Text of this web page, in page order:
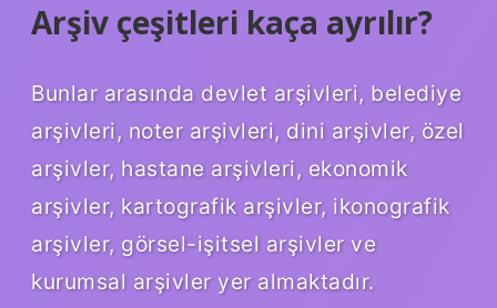
Arşiv çeşitleri kaça ayrılır?
Bunlar arasında devlet arşivleri, belediye
arşivleri, noter arşivleri, dini arşivler, özel
arşivler, hastane arşivleri, ekonomik
arşivler, kartografik arşivler, ikonografik
arşivler, görsel-işitsel arşivler ve
kurumsal arşivler yer almaktadır.